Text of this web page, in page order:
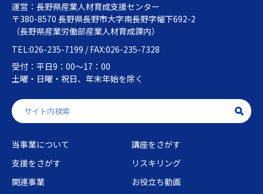
運営：長野県産業人材育成支援センター
〒380-8570 長野県長野市大字南長野字幅下692-2
（長野県産業労働部産業人材育成課内）
TEL:026-235-7199 / FAX:026-235-7328
受付：平日9：00～17：00
土曜・日曜・祝日、年末年始を除く
当事業について
講座をさがす
支援をさがす
リスキリング
関連事業
お役立ち動画